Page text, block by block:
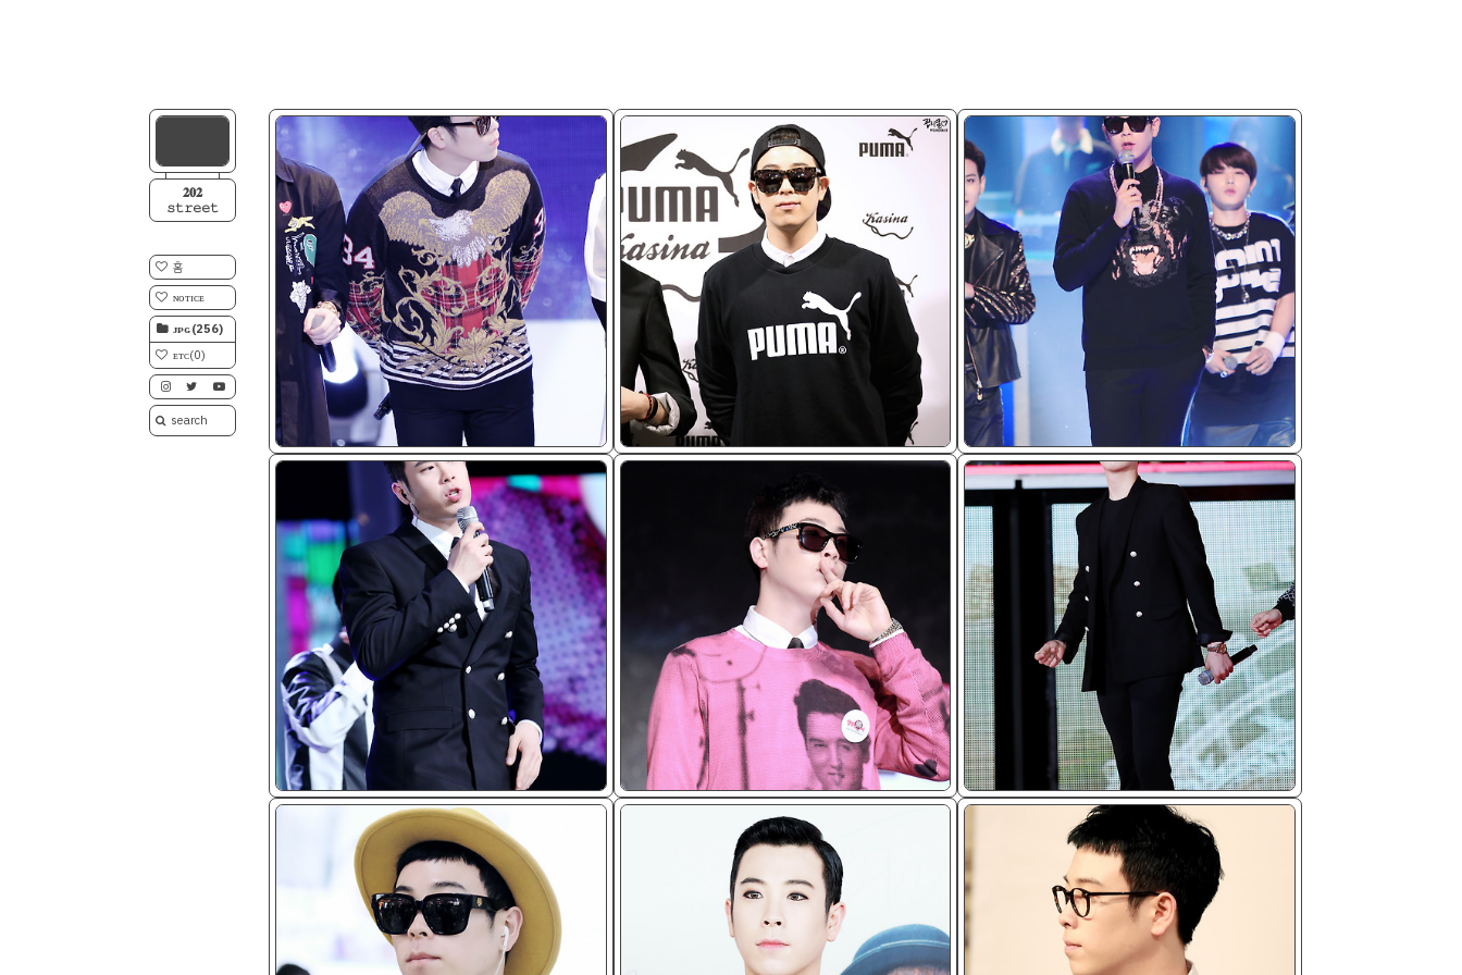
𝟐𝟎𝟐
𝚜𝚝𝚛𝚎𝚎𝚝
홈
ɴᴏᴛɪᴄᴇ
ᴊᴘɢ(256)
ᴇᴛᴄ(0)
ᴊᴘɢ/𝟤𝟢𝟣𝟦 ᴊᴘɢ/𝟤𝟢𝟣𝟦 ᴊᴘɢ/𝟤𝟢𝟣𝟦
ᴊᴘɢ/𝟤𝟢𝟣𝟦 ᴊᴘɢ/𝟤𝟢𝟣𝟦 ᴊᴘɢ/𝟤𝟢𝟣𝟦